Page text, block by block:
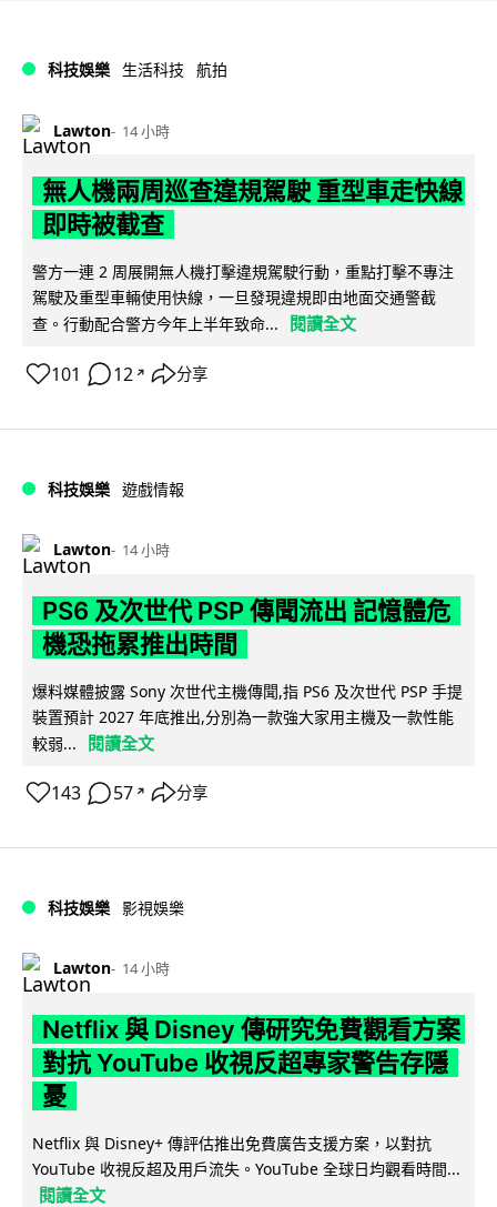
科技娛樂 生活科技 航拍
Lawton 14 小時
無人機兩周巡查違規駕駛 重型車走快線
即時被截查
警方一連 2 周展開無人機打擊違規駕駛行動，重點打擊不專注
駕駛及重型車輛使用快線，一旦發現違規即由地面交通警截
查。行動配合警方今年上半年致命...
閱讀全文
101 12 ↗ 分享
科技娛樂 遊戲情報
Lawton 14 小時
PS6 及次世代 PSP 傳聞流出 記憶體危
機恐拖累推出時間
爆料媒體披露 Sony 次世代主機傳聞,指 PS6 及次世代 PSP 手提
裝置預計 2027 年底推出,分別為一款強大家用主機及一款性能
較弱...
閱讀全文
143 57 ↗ 分享
科技娛樂 影視娛樂
Lawton 14 小時
Netflix 與 Disney 傳研究免費觀看方案
對抗 YouTube 收視反超專家警告存隱
憂
Netflix 與 Disney+ 傳評估推出免費廣告支援方案，以對抗
YouTube 收視反超及用戶流失。YouTube 全球日均觀看時間...
閱讀全文